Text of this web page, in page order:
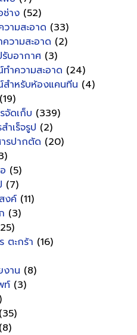
ช่าง (52)
ามสะอาด (33)
วามสะอาด (2)
รับอากาศ (3)
ำความสะอาด (24)
ำหรับห้องแคนทีน (4)
(19)
จัดเก็บ (339)
ำเร็จรูป (2)
รปากตัด (20)
(5)
(7)
งค์ (11)
(3)
ตะกร้า (16)
งาน (8)
ท์ (3)
(35)
(8)